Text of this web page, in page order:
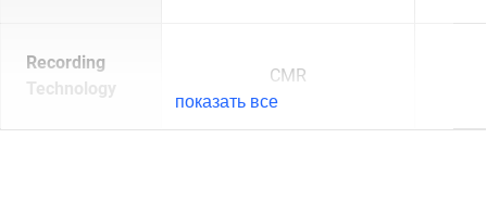
Recording
Technology
CMR
показать все